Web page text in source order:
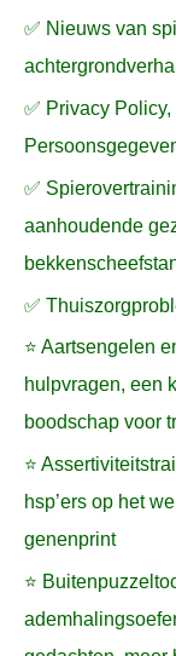
✅ Nieuws van
✅ Privacy
✅
aanhoudende
✅
⭐ Aartsengelen
hulpvragen, een
boodschap voor
⭐
hsp’ers op het
genenprint
⭐